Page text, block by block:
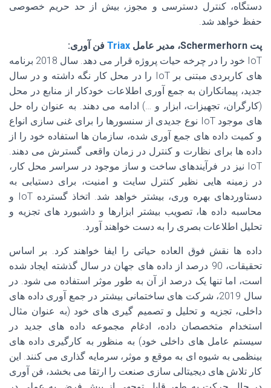
دستگاه، کنترل دسترسی و مجوز، بیش از حد حریم خصوصی
حفظ خواهد شد.
پت Schermerhorn، مدیر عامل
فن آوری:
IoT خود را در چرخه حیات پروژه قرار می دهد. سال 2018 برنامه
های کاربردی مبتنی بر IoT را در محل کار نگه داشته و در سال
جدید، پیمانکاران به جمع آوری اطلاعات خودکار از منابع در محل
(کارگران، تجهیزات، ابزار و …) ادامه می دهند. به عنوان راه حل
های موجود IoT نوع جدیدی از سنسورها را برای غنی سازی انواع
و کمیت داده های جمع آوری شده، سازمان ها استفاده خود را از
داده ها برای نظارت و کنترل در زمان واقعی گسترش می دهند.
IoT نیز در فرآیندهای ساخت و ساز موجود در سراسر محل کار،
در زمینه هایی نظیر کنترل سایت و امنیت، برای دستیابی به
دستاوردهای بهره وری، بیشتر خواهد شد. اتخاذ گسترده IoT و
محاسبه داده ها، تصویب بیشتر ابزارها و داشبورد های تجزیه و
تحلیل اطلاعات بصری را به دست خواهند آورد.
داده ها نقش فوق العاده حیاتی را ایفا خواهند کرد. بر اساس
تحقیقات، 90 درصد از داده های جهان در سال گذشته ایجاد شده
است، اما تنها یک درصد از آن به طور موثر استفاده می شود. در
سال 2019، شرکت های ساختمانی بیشتر در جمع آوری داده های
داخلی، تجزیه و تحلیل و تصمیم گیری های خود (به عنوان مثال
استخدام متخصصان داده، ادغام مجموعه داده های جدید در
سیستم عامل های داخلی خود) به منظور به کارگیری داده های
بینظمی به شیوه ای به موقع و موثر، سرمایه گذاری می کنند. این
کار تلاش های دیجیتالی سازی صنعت را ارتقا می بخشد، فن آوری